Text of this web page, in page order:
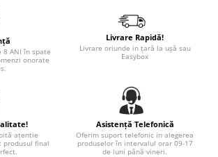
8 ANI în spate
onorate
Livrare Rapidă!
Livrare oriunde in țară la ușă sau
Easybox
ațentie
final
Asistență Telefonică
Oferim suport telefonic in alegerea
produselor în intervalul orar 09-17
de luni până vineri.